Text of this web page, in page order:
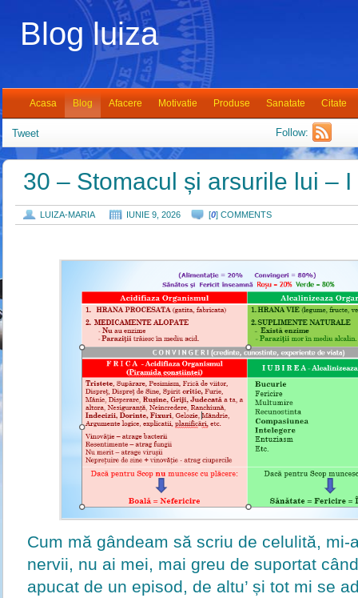
Blog luiza
Acasa Blog Afacere Motivatie Produse Sanatate Citate
Tweet Follow:
30 – Stomacul și arsurile lui – I
LUIZA-MARIA IUNIE 9, 2026 [0] COMMENTS
Cum mă gândeam să scriu de celulită, mi-
nervii, nu ai mei, mai greu de suportat
apucat de un episod, de altu’ și tot mi se